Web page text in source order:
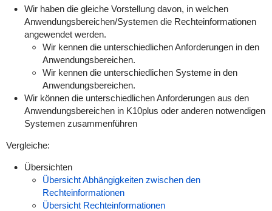
Wir haben die gleiche Vorstellung davon, in welchen
Anwendungsbereichen/Systemen die Rechteinformationen
angewendet werden.
Wir kennen die unterschiedlichen Anforderungen in den
Anwendungsbereichen.
Wir kennen die unterschiedlichen Systeme in den
Anwendungsbereichen.
Wir können die unterschiedlichen Anforderungen aus den
Anwendungsbereichen in K10plus oder anderen notwendigen
Systemen zusammenführen
Vergleiche:
Übersichten
Übersicht Abhängigkeiten zwischen den
Rechteinformationen
Übersicht Rechteinformationen